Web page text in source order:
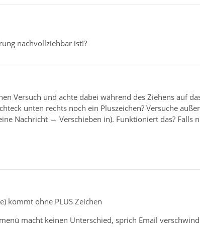
nachvollziehbar ist!?
Versuch und achte dabei während des Ziehens auf
unten rechts noch ein Pluszeichen? Versuche
Nachricht → Verschieben in). Funktioniert das? Falls
kommt ohne PLUS Zeichen
macht keinen Unterschied, sprich Email